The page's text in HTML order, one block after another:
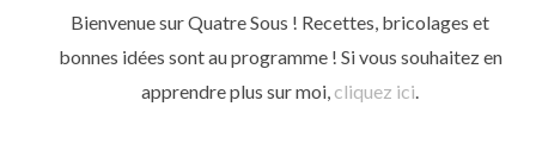
Bienvenue sur Quatre Sous ! Recettes, bricolages et
bonnes idées sont au programme ! Si vous souhaitez en
apprendre plus sur moi, cliquez ici